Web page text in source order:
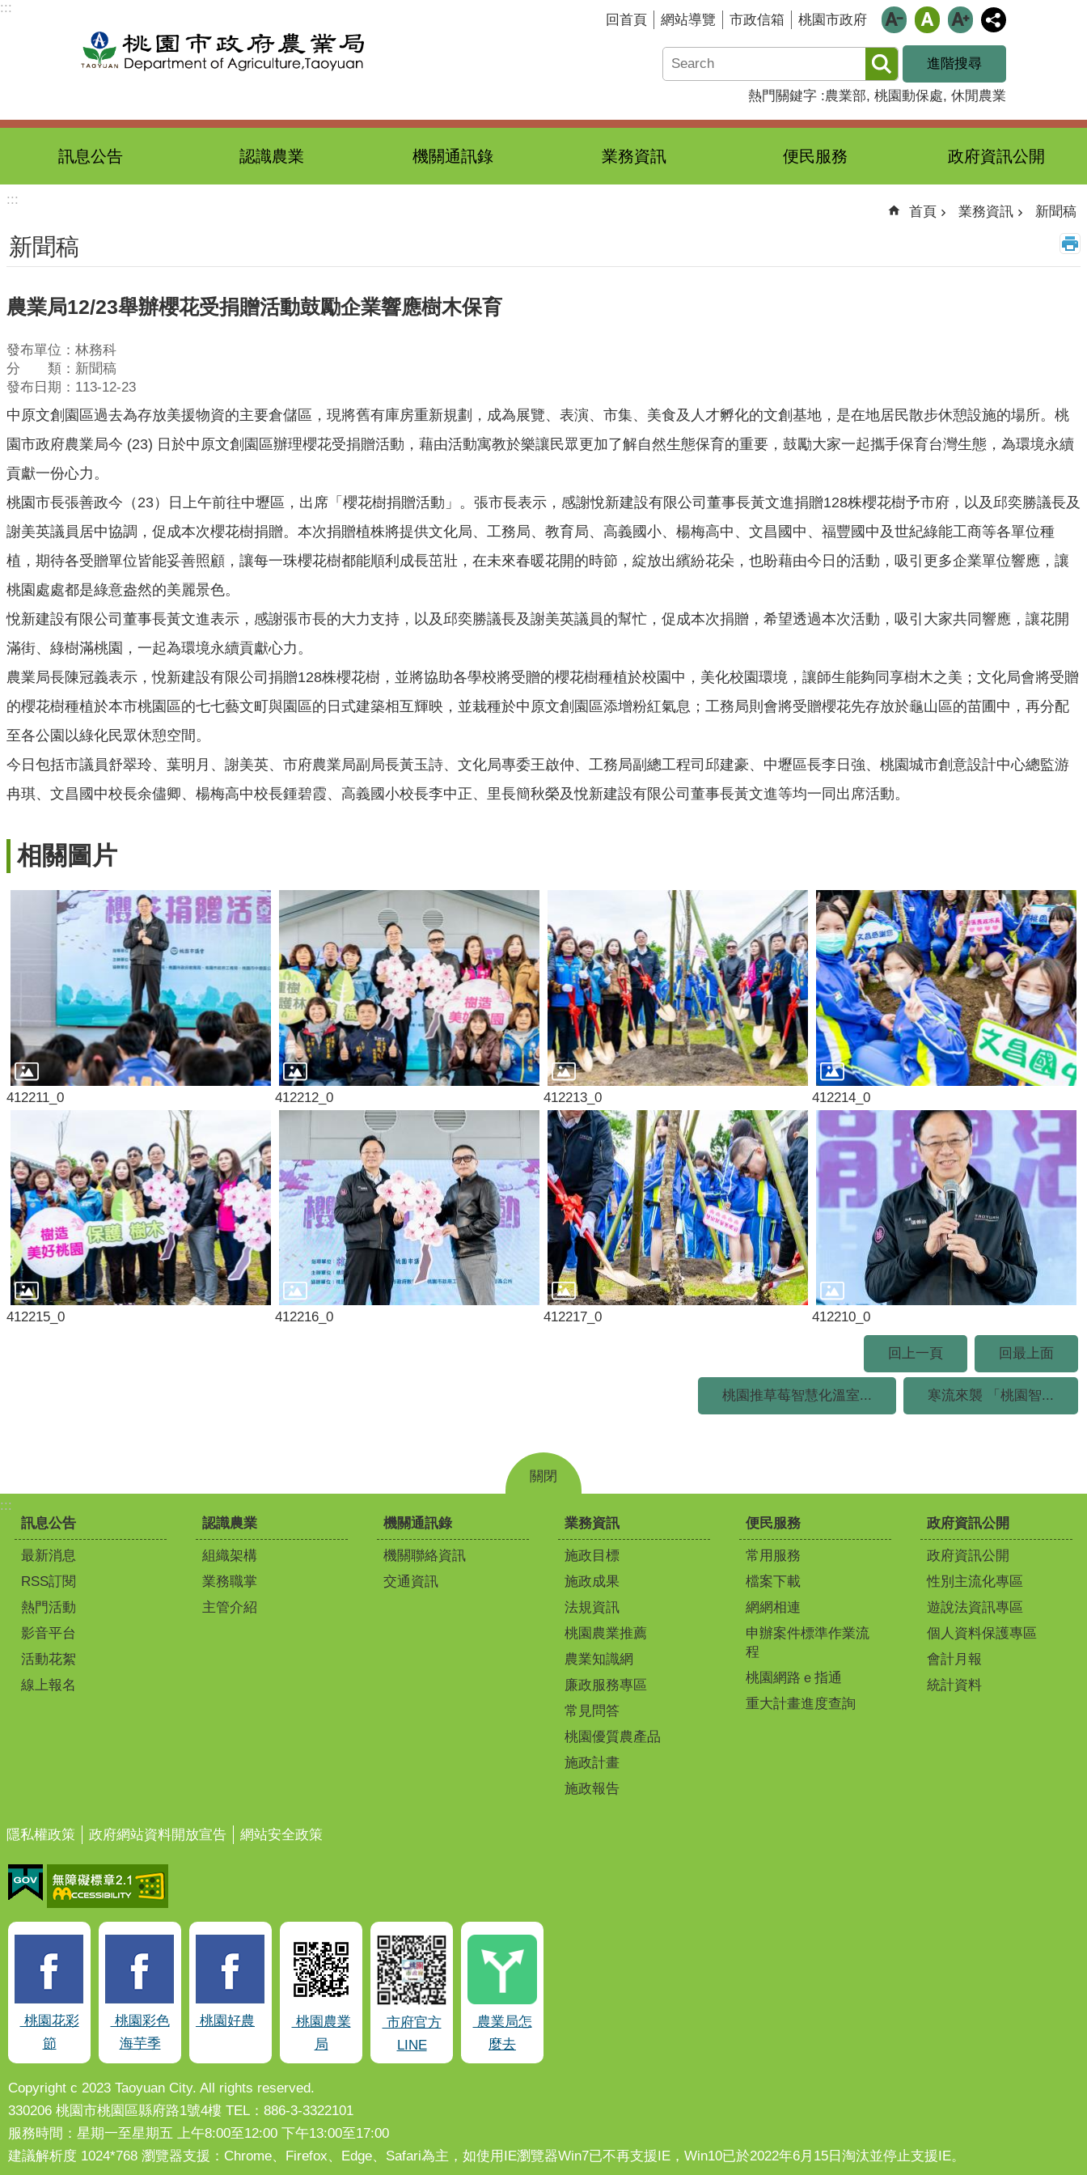
跳到主要內容區塊
:::
回首頁 網站導覽 市政信箱 桃園市政府
進階搜尋
熱門關鍵字 農業部 桃園動保處 休閒農業
訊息公告 認識農業 機關通訊錄 業務資訊 便民服務 政府資訊公開
:::
首頁 業務資訊 新聞稿
新聞稿
農業局12/23舉辦櫻花受捐贈活動鼓勵企業響應樹木保育
發布單位：林務科
分 類：新聞稿
發布日期：113-12-23
中原文創園區過去為存放美援物資的主要倉儲區，現將舊有庫房重新規劃，成為展覽、表演、市集、美食及人才孵化的文創基地，是在地居民散步休憩設施的場所。桃
園市政府農業局今 (23) 日於中原文創園區辦理櫻花受捐贈活動，藉由活動寓教於樂讓民眾更加了解自然生態保育的重要，鼓勵大家一起攜手保育台灣生態，為環境永續
貢獻一份心力。
桃園市長張善政今（23）日上午前往中壢區，出席「櫻花樹捐贈活動」。張市長表示，感謝悅新建設有限公司董事長黃文進捐贈128株櫻花樹予市府，以及邱奕勝議長及
謝美英議員居中協調，促成本次櫻花樹捐贈。本次捐贈植株將提供文化局、工務局、教育局、高義國小、楊梅高中、文昌國中、福豐國中及世紀綠能工商等各單位種
植，期待各受贈單位皆能妥善照顧，讓每一珠櫻花樹都能順利成長茁壯，在未來春暖花開的時節，綻放出繽紛花朵，也盼藉由今日的活動，吸引更多企業單位響應，讓
桃園處處都是綠意盎然的美麗景色。
悅新建設有限公司董事長黃文進表示，感謝張市長的大力支持，以及邱奕勝議長及謝美英議員的幫忙，促成本次捐贈，希望透過本次活動，吸引大家共同響應，讓花開
滿街、綠樹滿桃園，一起為環境永續貢獻心力。
農業局長陳冠義表示，悅新建設有限公司捐贈128株櫻花樹，並將協助各學校將受贈的櫻花樹種植於校園中，美化校園環境，讓師生能夠同享樹木之美；文化局會將受贈
的櫻花樹種植於本市桃園區的七七藝文町與園區的日式建築相互輝映，並栽種於中原文創園區添增粉紅氣息；工務局則會將受贈櫻花先存放於龜山區的苗圃中，再分配
至各公園以綠化民眾休憩空間。
今日包括市議員舒翠玲、葉明月、謝美英、市府農業局副局長黃玉詩、文化局專委王啟仲、工務局副總工程司邱建豪、中壢區長李日強、桃園城市創意設計中心總監游
冉琪、文昌國中校長余儘卿、楊梅高中校長鍾碧霞、高義國小校長李中正、里長簡秋榮及悅新建設有限公司董事長黃文進等均一同出席活動。
相關圖片
412211_0 412212_0 412213_0 412214_0
412215_0 412216_0 412217_0 412210_0
回上一頁 回最上面
桃園推草莓智慧化溫室... 寒流來襲 「桃園智...
關閉
:::
訊息公告
最新消息
RSS訂閱
熱門活動
影音平台
活動花絮
線上報名
認識農業
組織架構
業務職掌
主管介紹
機關通訊錄
機關聯絡資訊
交通資訊
業務資訊
施政目標
施政成果
法規資訊
桃園農業推薦
農業知識網
廉政服務專區
常見問答
桃園優質農產品
施政計畫
施政報告
便民服務
常用服務
檔案下載
網網相連
申辦案件標準作業流
程
桃園網路ｅ指通
重大計畫進度查詢
政府資訊公開
政府資訊公開
性別主流化專區
遊說法資訊專區
個人資料保護專區
會計月報
統計資料
隱私權政策 政府網站資料開放宣告 網站安全政策
桃園花彩
節
桃園彩色
海芋季
桃園好農
桃園農業
局
市府官方
LINE
農業局怎
麼去
Copyright c 2023 Taoyuan City. All rights reserved.
330206 桃園市桃園區縣府路1號4樓 TEL：886-3-3322101
服務時間：星期一至星期五 上午8:00至12:00 下午13:00至17:00
建議解析度 1024*768 瀏覽器支援：Chrome、Firefox、Edge、Safari為主，如使用IE瀏覽器Win7已不再支援IE，Win10已於2022年6月15日淘汰並停止支援IE。